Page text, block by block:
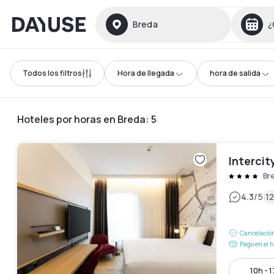
Dayuse Breda
Todos los filtros Hora de llegada hora de salida
Hoteles por horas en Breda: 5
4.3/5|
Pago en el
10h -